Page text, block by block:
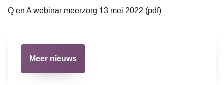
Q en A webinar meerzorg 13 mei 2022 (pdf)
Meer nieuws